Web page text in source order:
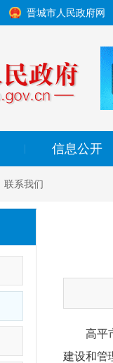
晋城市人民政府网
信息公开
联系我们
高平市
建设和管